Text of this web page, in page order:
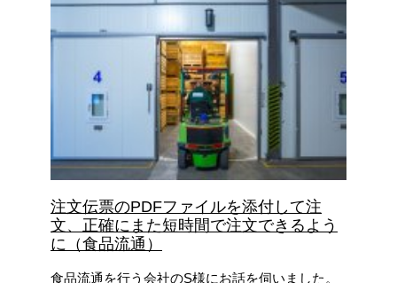
注文伝票のPDFファイルを添付して注
文、正確にまた短時間で注文できるよう
に（食品流通）
食品流通を行う会社のS様にお話を伺いました。